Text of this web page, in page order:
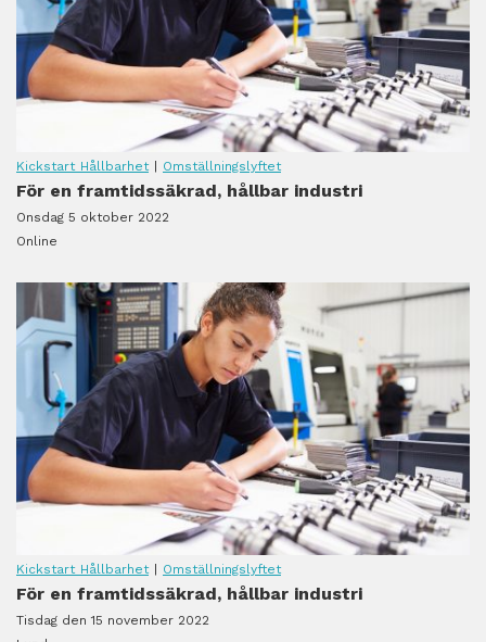
Kickstart Hållbarhet| Omställningslyftet
För en framtidssäkrad, hållbar industri
Onsdag 5 oktober 2022
Online
Kickstart Hållbarhet| Omställningslyftet
För en framtidssäkrad, hållbar industri
Tisdag den 15 november 2022